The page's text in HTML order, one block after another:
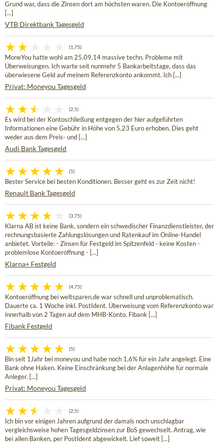
Grund war, dass die Zinsen dort am höchsten waren. Die Kontoeröffnung
[...]
VTB Direktbank Tagesgeld
(1,75)
MoneYou hatte wohl am 25.09.14 massive techn. Probleme mit
Überweisungen. Ich warte seit nunmehr 5 Bankarbeitstage, dass das
überwiesene Geld auf meinem Referenzkonto ankommt. Ich [...]
Privat: Moneyou Tagesgeld
(2,5)
Es wird bei der Kontoschließung entgegen der hier aufgeführten
Informationen eine Gebühr in Höhe von 5,23 Euro erhoben. Dies geht
weder aus dem Preis- und [...]
Audi Bank Tagesgeld
(5)
Bester Service bei besten Konditionen. Besser geht es zur Zeit nicht!
Renault Bank Tagesgeld
(3,75)
Klarna AB ist keine Bank, sondern ein schwedischer Finanzdienstleister, der
rechnungsbasierte Zahlungslösungen und Ratenkauf im Online-Handel
anbietet. Vorteile: - Zinsen für Festgeld im Spitzenfeld - keine Kosten -
problemlose Kontoeröffnung - [...]
Klarna+ Festgeld
(4,75)
Kontoeröffnung bei weltsparen.de war schnell und unproblematisch.
Dauerte ca. 1 Woche inkl. PostIdent. Überweisung vom Referenzkonto war
innerhalb von 2 Tagen auf dem MHB-Konto. Fibank [...]
Fibank Festgeld
(5)
Bin seit 1Jahr bei moneyou und habe noch 1,6% für ein Jahr angelegt. Eine
Bank ohne Haken. Keine Einschränkung bei der Anlagenhöhe für normale
Anleger. [...]
Privat: Moneyou Tagesgeld
(2,5)
Ich bin vor einigen Jahren aufgrund der damals noch unschlagbar
vergleichsweise hohen Tagesgeldzinsen zur BoS gewechselt. Antrag, wie
bei allen Banken, per PostIdent abgewickelt. Lief soweit [...]